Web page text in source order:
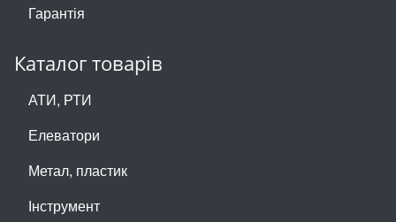
Гарантія
Каталог товарів
АТИ, РТИ
Елеватори
Метал, пластик
Інструмент